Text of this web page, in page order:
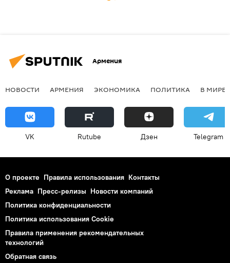
Армения
НОВОСТИ АРМЕНИЯ ЭКОНОМИКА ПОЛИТИКА В МИРЕ
VK Rutube Дзен Telegram
О проекте Правила использования Контакты
Реклама Пресс-релизы Новости компаний
Политика конфиденциальности
Политика использования Cookie
Правила применения рекомендательных
технологий
Обратная связь